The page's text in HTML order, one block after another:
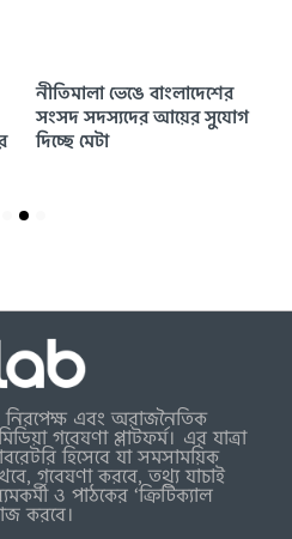
নীতিমালা ভেঙে বাংলাদেশের
সংসদ সদস্যদের আয়ের সুযোগ
দিচ্ছে মেটা
নিরপেক্ষ এবং অরাজনৈতিক
গবেষণা প্লাটফর্ম। এর যাত্রা
হিসেবে যা সমসাময়িক
গবেষণা করবে, তথ্য যাচাই
ও পাঠকের ‘ক্রিটিক্যাল
করবে।